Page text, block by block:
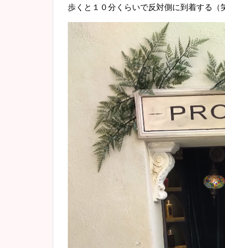
歩くと１０分くらいで反対側に到着する（